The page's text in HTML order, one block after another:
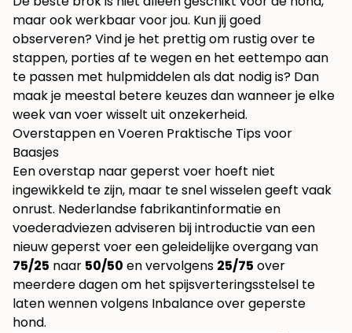
maar ook werkbaar voor jou. Kun jij goed
observeren? Vind je het prettig om rustig over te
stappen, porties af te wegen en het eettempo aan
te passen met hulpmiddelen als dat nodig is? Dan
maak je meestal betere keuzes dan wanneer je elke
week van voer wisselt uit onzekerheid.
Overstappen en Voeren Praktische Tips voor
Baasjes
Een overstap naar geperst voer hoeft niet
ingewikkeld te zijn, maar te snel wisselen geeft vaak
onrust. Nederlandse fabrikantinformatie en
voederadviezen adviseren bij introductie van een
nieuw geperst voer een geleidelijke overgang van
75/25 naar 50/50 en vervolgens 25/75 over
meerdere dagen om het spijsverteringsstelsel te
laten wennen volgens Inbalance over geperste
hond.